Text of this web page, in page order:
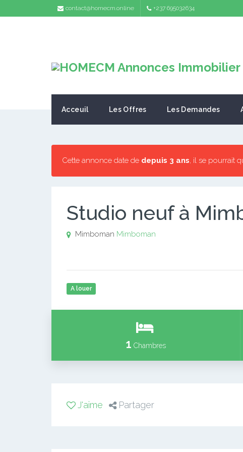
contact@homecm.online +237 695032634
Acceuil Les Offres Les Demandes
Cette annonce date de depuis 3 ans, il se pourrait
Studio neuf à
Mimboman Mimboman
A louer
1 Chambres
J'aime Partager